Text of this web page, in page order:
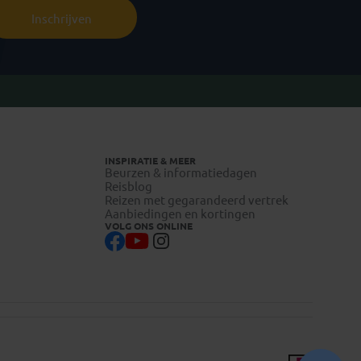
Inschrijven
INSPIRATIE & MEER
Beurzen & informatiedagen
Reisblog
Reizen met gegarandeerd vertrek
Aanbiedingen en kortingen
VOLG ONS ONLINE